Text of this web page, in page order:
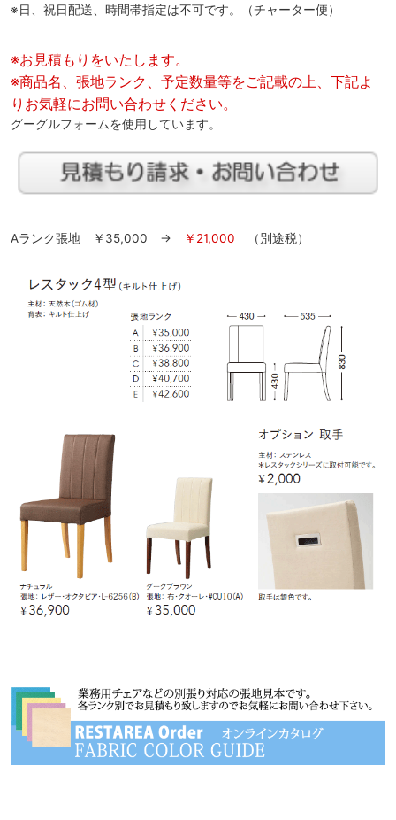
※日、祝日配送、時間帯指定は不可です。（チャーター便）
※お見積もりをいたします。
※商品名、張地ランク、予定数量等をご記載の上、下記よ
りお気軽にお問い合わせください。
グーグルフォームを使用しています。
Aランク張地 ￥35,000 → ￥21,000 （別途税）